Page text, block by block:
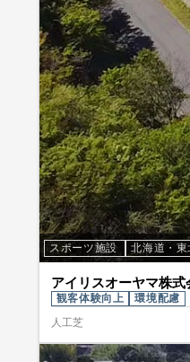
スポーツ施設 北海道・東
アイリスオーヤマ株
観客体験向上
環境配慮
人工芝